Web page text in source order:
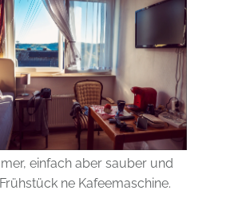
einfach aber sauber und
ne Kafeemaschine.